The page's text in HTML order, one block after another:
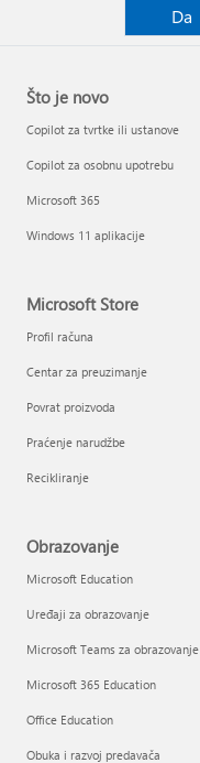
Da
Što je novo
Copilot za tvrtke ili ustanove
Copilot za osobnu upotrebu
Microsoft 365
Windows 11 aplikacije
Microsoft Store
Profil računa
Centar za preuzimanje
Povrat proizvoda
Praćenje narudžbe
Recikliranje
Obrazovanje
Microsoft Education
Uređaji za obrazovanje
Microsoft Teams za obrazovanje
Microsoft 365 Education
Office Education
Obuka i razvoj predavača